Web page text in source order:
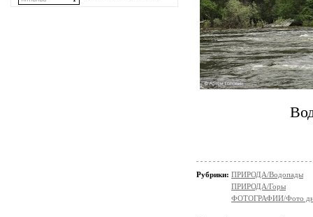
Рубрики: ПРИРОДА/Водопады
ПРИРОДА/Горы
ФОТОГРАФИИ/Фото